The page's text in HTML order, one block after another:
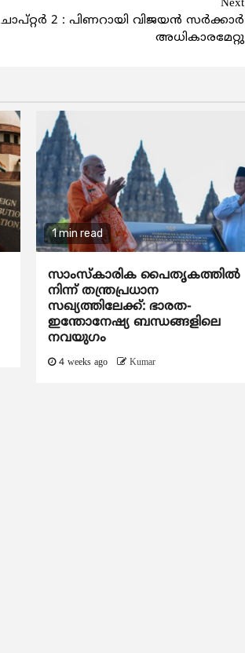
Next
ചാപ്റ്റര്‍ 2 : പിണറായി വിജയന്‍ സര്‍ക്കാര്‍
അധികാരമേറ്റു
1 min read
സാംസ്‌കാരിക പൈതൃകത്തില്‍
നിന്ന് തന്ത്രപ്രധാന
സഖ്യത്തിലേക്ക്: ഭാരത-
ഇന്തോനേഷ്യ ബന്ധങ്ങളിലെ
നവയുഗം
4 weeks ago Kumar